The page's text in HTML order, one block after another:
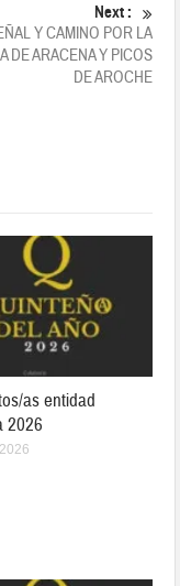
Next :
Y CAMINO POR LA
DE ARACENA Y PICOS
DE AROCHE
as entidad
2026